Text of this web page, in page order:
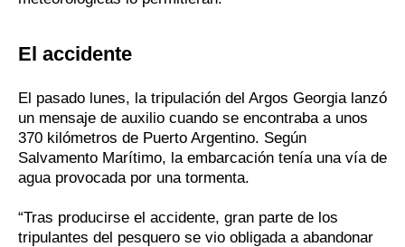
El accidente
El pasado lunes, la tripulación del Argos Georgia lanzó
un mensaje de auxilio cuando se encontraba a unos
370 kilómetros de Puerto Argentino. Según
Salvamento Marítimo, la embarcación tenía una vía de
agua provocada por una tormenta.
“Tras producirse el accidente, gran parte de los
tripulantes del pesquero se vio obligada a abandonar